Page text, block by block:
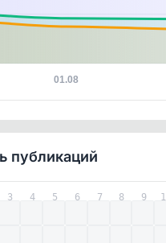
01.08
публикаций
3 4 5 6 7 8 9